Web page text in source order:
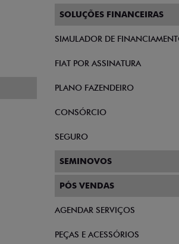
com a nossa loja.
o seu Fiat. Todos eles
OUVIR VOCÊ
entraremos em contato